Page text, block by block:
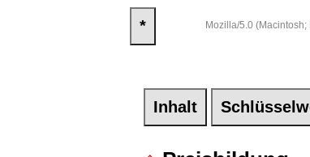
* Mozilla/5.0
Inhalt